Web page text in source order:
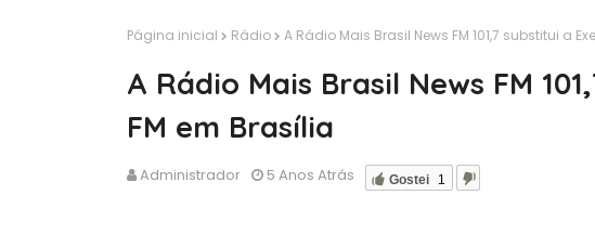
Página inicial Rádio A Rádio Mais Brasil News FM 101,7 substitui a
A Rádio Mais Brasil News FM
FM em Brasília
Administrador Gostei 1
5 Anos Atrás